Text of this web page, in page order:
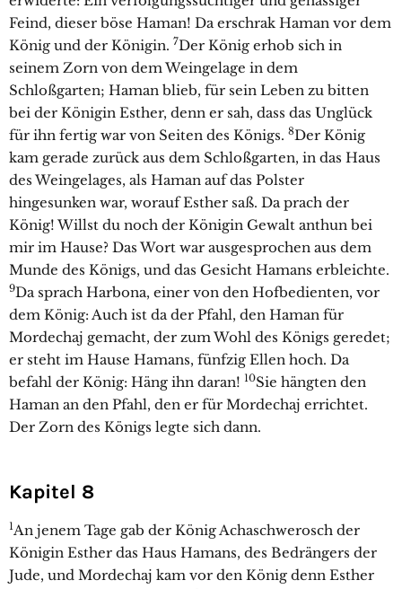
Feind, dieser böse Haman! Da erschrak Haman vor dem
König und der Königin. 7Der König erhob sich in
seinem Zorn von dem Weingelage in dem
Schloßgarten; Haman blieb, für sein Leben zu bitten
bei der Königin Esther, denn er sah, dass das Unglück
für ihn fertig war von Seiten des Königs. 8Der König
kam gerade zurück aus dem Schloßgarten, in das Haus
des Weingelages, als Haman auf das Polster
hingesunken war, worauf Esther saß. Da prach der
König! Willst du noch der Königin Gewalt anthun bei
mir im Hause? Das Wort war ausgesprochen aus dem
Munde des Königs, und das Gesicht Hamans erbleichte.
9Da sprach Harbona, einer von den Hofbedienten, vor
dem König: Auch ist da der Pfahl, den Haman für
Mordechaj gemacht, der zum Wohl des Königs geredet;
er steht im Hause Hamans, fünfzig Ellen hoch. Da
befahl der König: Häng ihn daran! 10Sie hängten den
Haman an den Pfahl, den er für Mordechaj errichtet.
Der Zorn des Königs legte sich dann.
Kapitel 8
1An jenem Tage gab der König Achaschwerosch der
Königin Esther das Haus Hamans, des Bedrängers der
Jude, und Mordechaj kam vor den König denn Esther